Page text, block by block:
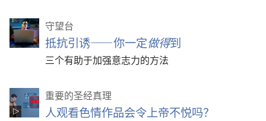
守望台
抵抗引诱——你一定做得到
三个有助于加强意志力的方法
重要的圣经真理
人观看色情作品会令上帝不悦吗？